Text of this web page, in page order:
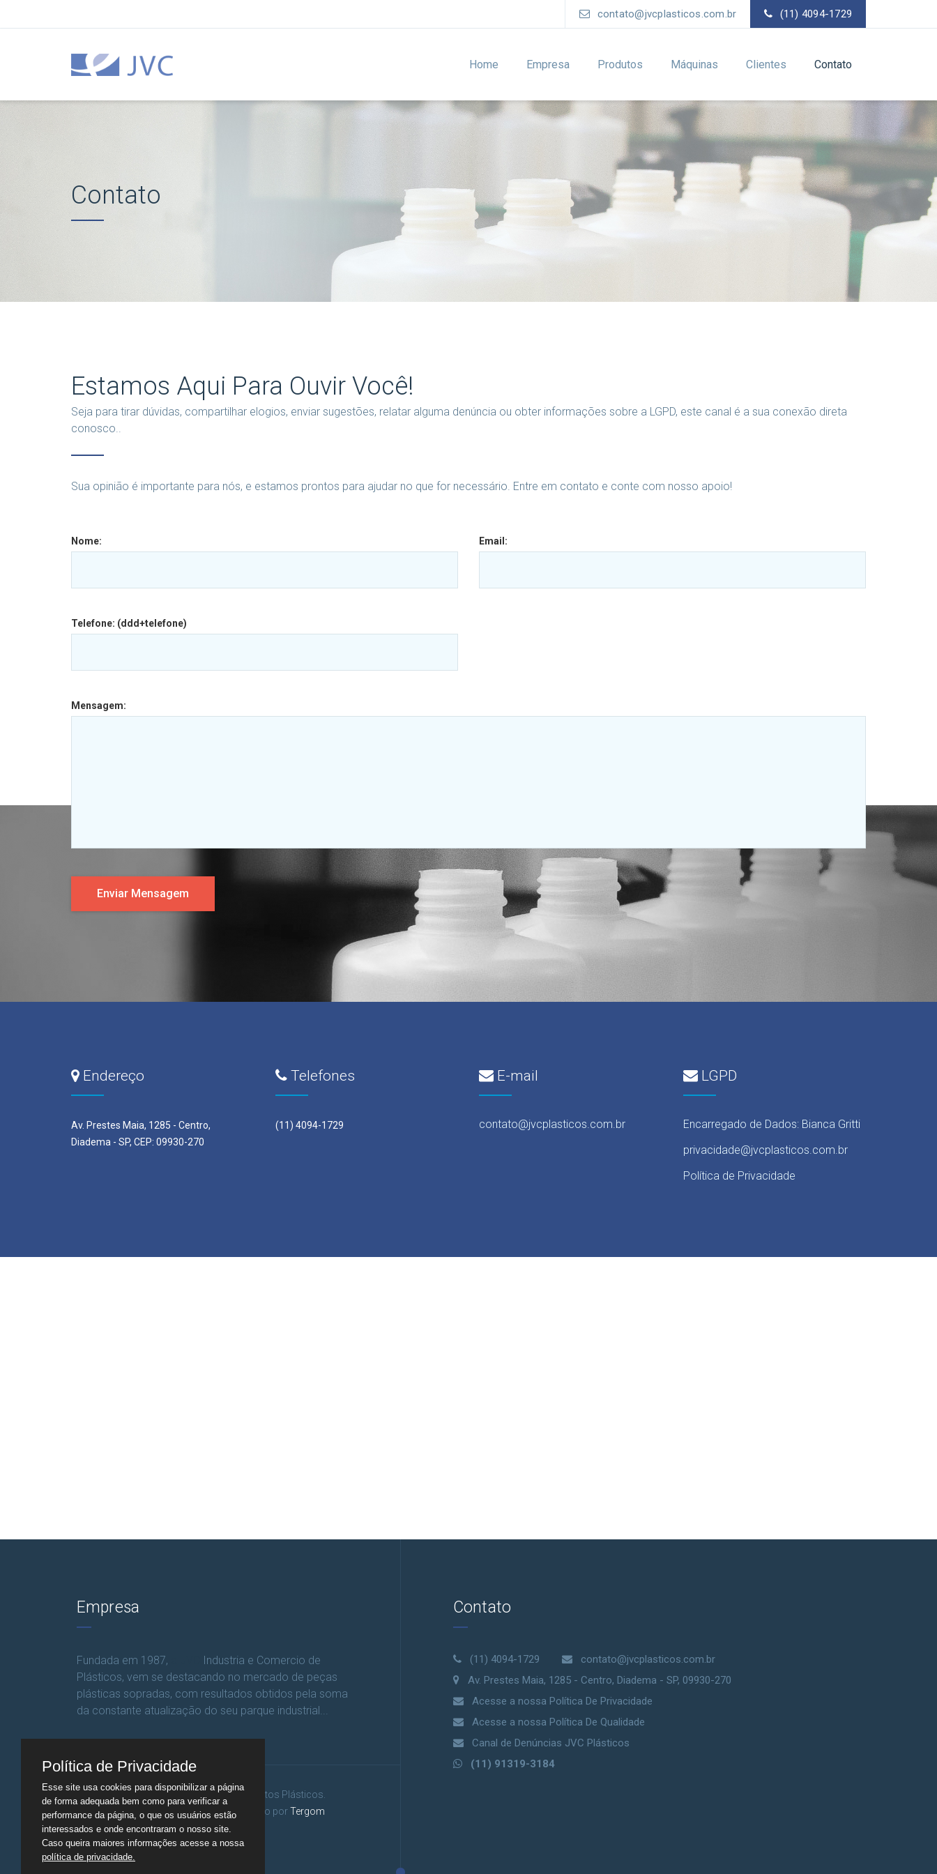
contato@jvcplasticos.com.br (11) 4094-1729
Home Empresa Produtos Máquinas Clientes Contato
Contato
Estamos Aqui Para Ouvir Você!
Seja para tirar dúvidas, compartilhar elogios, enviar sugestões, relatar alguma denúncia ou obter informações sobre a LGPD, este canal é a sua conexão direta
conosco..
Sua opinião é importante para nós, e estamos prontos para ajudar no que for necessário. Entre em contato e conte com nosso apoio!
Nome: Email:
Telefone: (ddd+telefone)
Mensagem:
Endereço
Av. Prestes Maia, 1285 - Centro,
Diadema - SP, CEP: 09930-270
Telefones
(11) 4094-1729
E-mail
contato@jvcplasticos.com.br
LGPD
Encarregado de Dados: Bianca Gritti
privacidade@jvcplasticos.com.br
Política de Privacidade
Contato
(11) 4094-1729
contato@jvcplasticos.com.br
Av. Prestes Maia, 1285 - Centro, Diadema - SP, 09930-270
Acesse a nossa Política De Privacidade
Acesse a nossa Política De Qualidade
Canal de Denúncias JVC Plásticos
(11) 91319-3184
Empresa
Fundada em 1987,
Industria e Comercio de
Plásticos, vem se destacando no mercado de peças
plásticas sopradas, com resultados obtidos pela soma
da constante atualização do seu parque industrial...
©Copyright 2018 JVC Embalagens e Produtos Plásticos.
Todos os direitos reservados. Desenvolvido porTergom
Consultoria
Política de Privacidade
Esse site usa cookies para disponibilizar a página
de forma adequada bem como para verificar a
performance da página, o que os usuários estão
interessados e onde encontraram o nosso site.
Caso queira maiores informações acesse a nossa
política de privacidade.